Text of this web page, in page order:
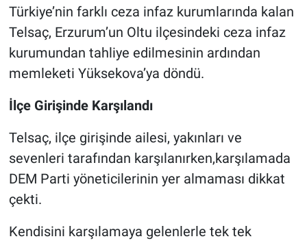
Türkiye’nin farklı ceza infaz kurumlarında kalan
Telsaç, Erzurum’un Oltu ilçesindeki ceza infaz
kurumundan tahliye edilmesinin ardından
memleketi Yüksekova’ya döndü.
İlçe Girişinde Karşılandı
Telsaç, ilçe girişinde ailesi, yakınları ve
sevenleri tarafından karşılanırken,karşılamada
DEM Parti yöneticilerinin yer almaması dikkat
çekti.
Kendisini karşılamaya gelenlerle tek tek